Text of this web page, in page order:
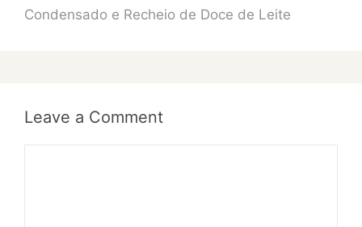
Condensado e Recheio de Doce de Leite
Leave a Comment